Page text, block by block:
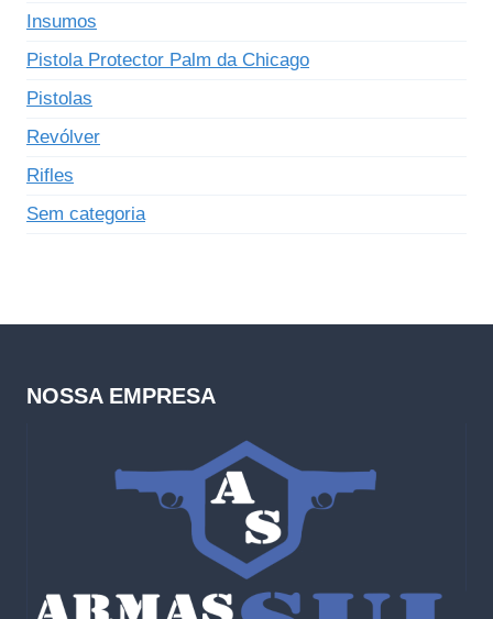
Insumos
Pistola Protector Palm da Chicago
Pistolas
Revólver
Rifles
Sem categoria
NOSSA EMPRESA